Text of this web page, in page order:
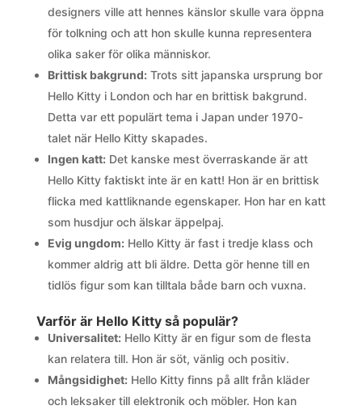
designers ville att hennes känslor skulle vara öppna
för tolkning och att hon skulle kunna representera
olika saker för olika människor.
Brittisk bakgrund:Trots sitt japanska ursprung bor
Hello Kitty i London och har en brittisk bakgrund.
Detta var ett populärt tema i Japan under 1970-
talet när Hello Kitty skapades.
Ingen katt:Det kanske mest överraskande är att
Hello Kitty faktiskt inte är en katt! Hon är en brittisk
flicka med kattliknande egenskaper. Hon har en katt
som husdjur och älskar äppelpaj.
Evig ungdom:Hello Kitty är fast i tredje klass och
kommer aldrig att bli äldre. Detta gör henne till en
tidlös figur som kan tilltala både barn och vuxna.
Varför är Hello Kitty så populär?
Universalitet:Hello Kitty är en figur som de flesta
kan relatera till. Hon är söt, vänlig och positiv.
Mångsidighet:Hello Kitty finns på allt från kläder
och leksaker till elektronik och möbler. Hon kan